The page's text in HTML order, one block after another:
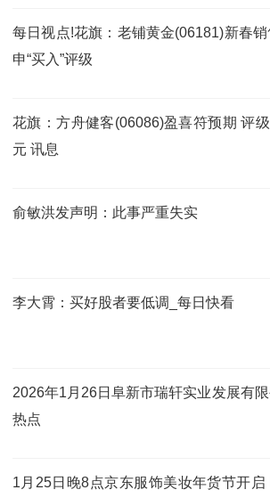
每日视点!花旗：老铺黄金(06181)新春
申“买入”评级
花旗：方舟健客(06086)盈喜符预期 评级
元 讯息
俞敏洪发声明：此事严重失实
李大霄：买好股者要低调_每日快看
2026年1月26日阜新市瑞轩实业发展有
热点
1月25日晚8点京东服饰美妆年货节开